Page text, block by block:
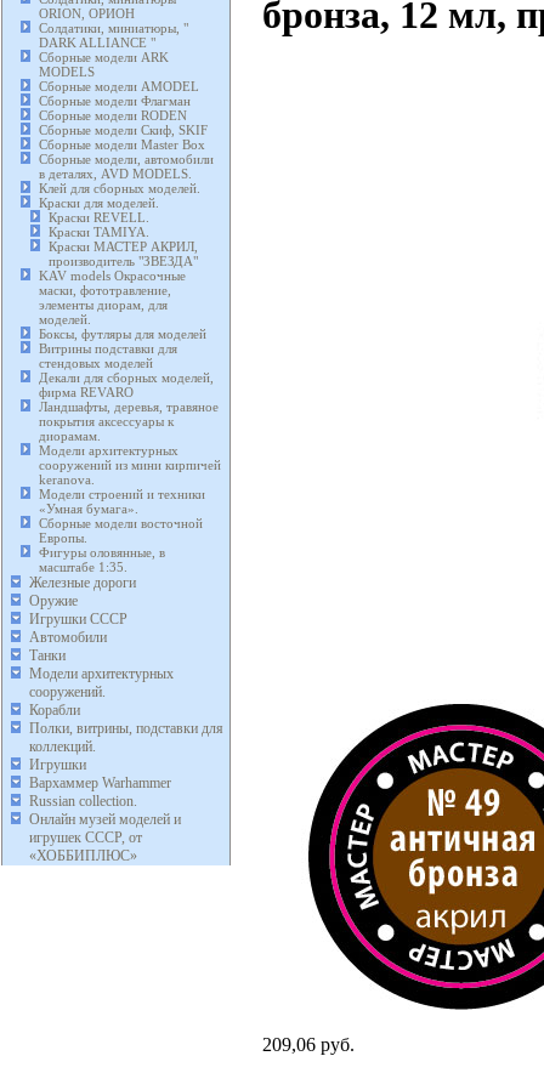
ORION, ОРИОН
Солдатики, миниатюры, "
DARK ALLIANCE "
Сборные модели ARK
MODELS
Сборные модели AMODEL
Сборные модели Флагман
Сборные модели RODEN
Сборные модели Скиф, SKIF
Сборные модели Master Box
Сборные модели, автомобили
в деталях, AVD MODELS.
Клей для сборных моделей.
Краски для моделей.
Краски REVELL.
Краски TAMIYA.
Краски МАСТЕР АКРИЛ,
производитель "ЗВЕЗДА"
KAV models Окрасочные
маски, фототравление,
элементы диорам, для
моделей.
Боксы, футляры для моделей
Витрины подставки для
стендовых моделей
Декали для сборных моделей,
фирма REVARO
Ландшафты, деревья, травяное
покрытия аксессуары к
диорамам.
Модели архитектурных
сооружений из мини кирпичей
keranova.
Модели строений и техники
«Умная бумага».
Сборные модели восточной
Европы.
Фигуры оловянные, в
масштабе 1:35.
Железные дороги
Оружие
Игрушки СССР
Автомобили
Танки
Модели архитектурных
сооружений.
Корабли
Полки, витрины, подставки для
коллекций.
Игрушки
Вархаммер Warhammer
Russian collection.
Онлайн музей моделей и
игрушек СССР, от
«ХОББИПЛЮС»
бронза, 12 мл,
209,06 руб.